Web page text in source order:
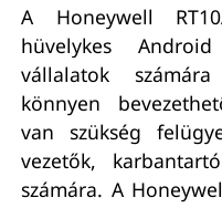
A Honeywell
hüvelykes
vállalatok
könnyen
van szükség
vezetők,
számára. A